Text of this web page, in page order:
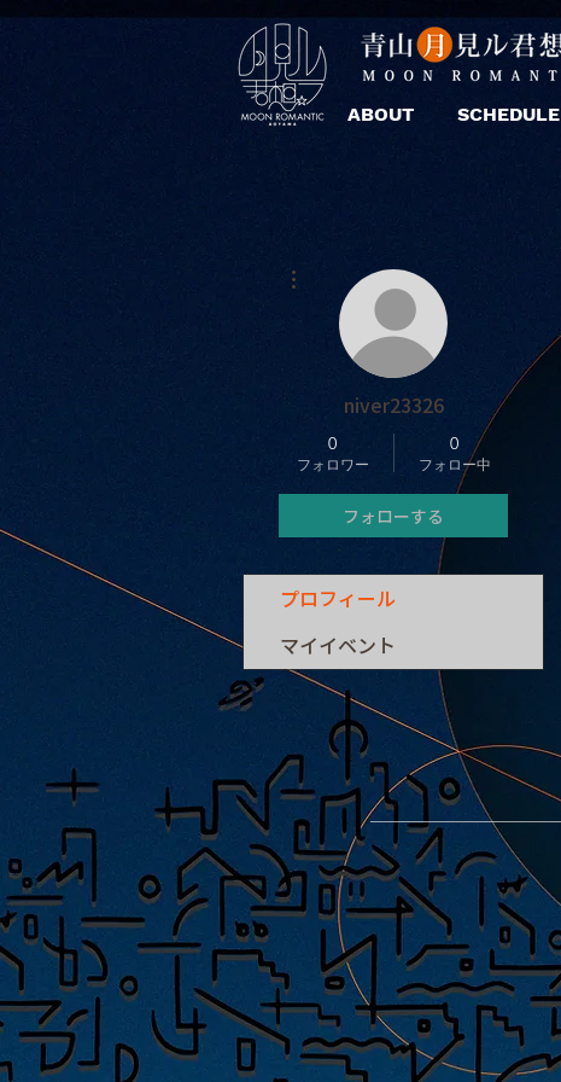
ABOUT SCHEDULE
niver23326
0
フォロワー
0
フォロー中
フォローする
プロフィール
マイイベント